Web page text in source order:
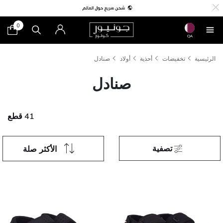
QA
0
الرئيسية تخفيضات أحذية أولاد صنادل
صنادل
41 قطع
الأكثر صلة تصفية